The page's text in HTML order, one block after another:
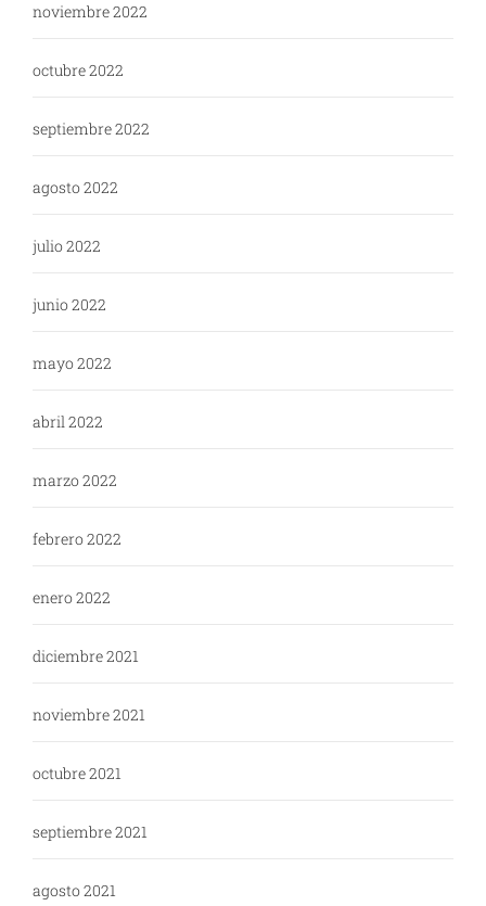
noviembre 2022
octubre 2022
septiembre 2022
agosto 2022
julio 2022
junio 2022
mayo 2022
abril 2022
marzo 2022
febrero 2022
enero 2022
diciembre 2021
noviembre 2021
octubre 2021
septiembre 2021
agosto 2021